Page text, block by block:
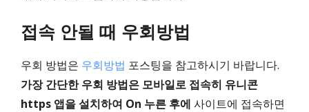
접속 안될 때 우회방법
우회 방법은 우회방법 포스팅을 참고하시기 바랍니다.
가장 간단한 우회 방법은 모바일로 접속히 유니콘
https 앱을 설치하여 On 누른 후에 사이트에 접속하면